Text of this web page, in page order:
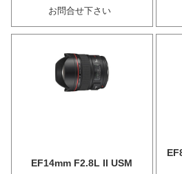
お問合せ下さい
EF14mm F2.8L II USM